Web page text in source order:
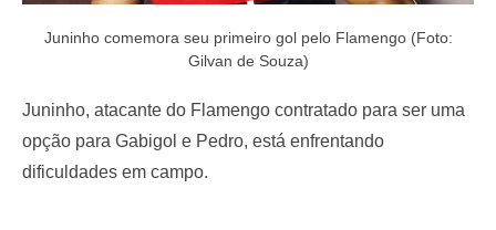
Juninho comemora seu primeiro gol pelo Flamengo (Foto:
Gilvan de Souza)
Juninho, atacante do Flamengo contratado para ser uma
opção para Gabigol e Pedro, está enfrentando
dificuldades em campo.